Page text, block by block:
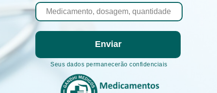
Enviar
Seus dados permanecerão confidenciais